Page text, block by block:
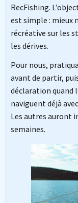
RecFishing.
est simple : mieux
récréative sur les
les dérives.
Pour nous,
avant de partir,
déclaration quand
naviguent déjà
Les autres auront
semaines.